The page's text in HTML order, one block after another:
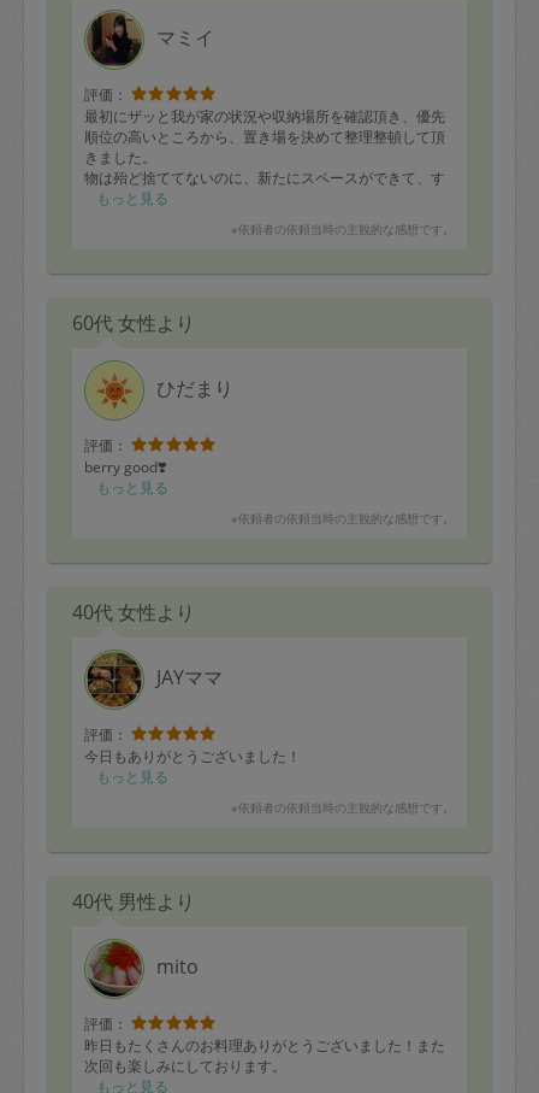
マミイ
評価：
最初にザッと我が家の状況や収納場所を確認頂き、優先
順位の高いところから、置き場を決めて整理整頓して頂
きました。
物は殆ど捨ててないのに、新たにスペースができて、す
っきりと収納され、感激しました。
の一部が綺麗になったので、今度は別の箇所もお願いす
ありがとうございました！
本日の依頼も含めて丁寧にお仕事をされているように感
もっと見る
※依頼者の依頼当時の主観的な感想です。
60代 女性より
ひだまり
評価：
berry good❣️
もっと見る
※依頼者の依頼当時の主観的な感想です。
40代 女性より
JAYママ
評価：
今日もありがとうございました！
もっと見る
※依頼者の依頼当時の主観的な感想です。
40代 男性より
mito
評価：
昨日もたくさんのお料理ありがとうございました！また
次回も楽しみにしております。
もっと見る